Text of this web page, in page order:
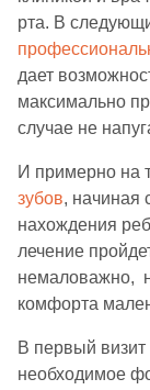
рта. В
дает
максимально
случае не
И примерно на
зубов, начиная
нахождения
лечение
немаловажно,
комфорта
В первый визит
необходимое